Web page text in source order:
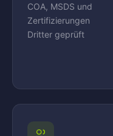
COA, MSDS und
Zertifizierungen
Dritter geprüft